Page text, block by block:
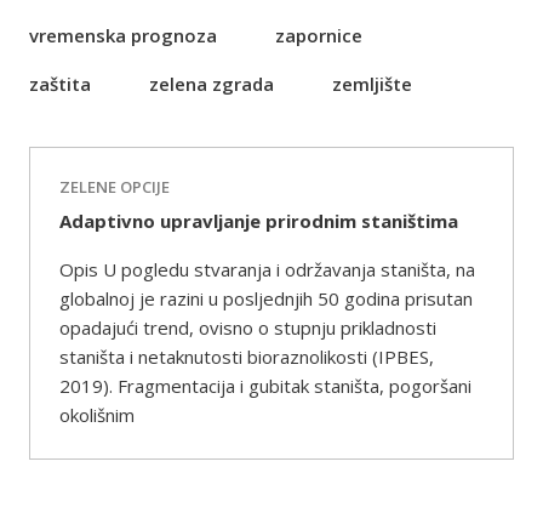
vremenska prognoza
zapornice
zaštita
zelena zgrada zemljište
ZELENE OPCIJE
Adaptivno upravljanje prirodnim staništima
Opis U pogledu stvaranja i održavanja staništa, na
globalnoj je razini u posljednjih 50 godina prisutan
opadajući trend, ovisno o stupnju prikladnosti
staništa i netaknutosti bioraznolikosti (IPBES,
2019). Fragmentacija i gubitak staništa, pogoršani
okolišnim